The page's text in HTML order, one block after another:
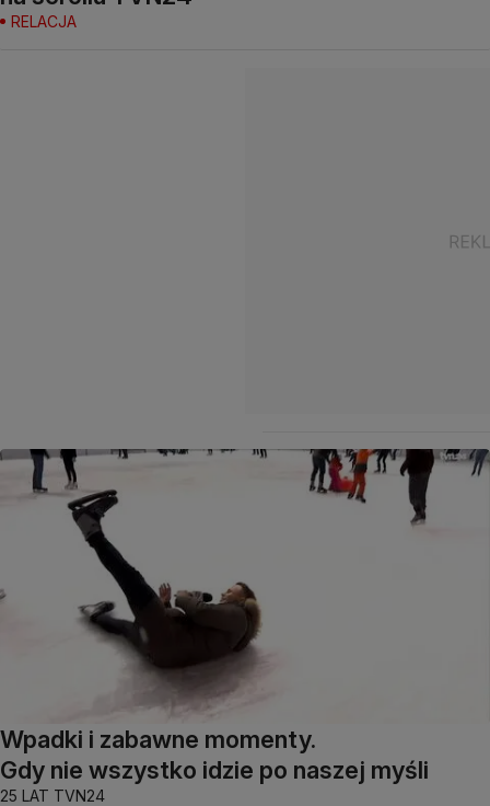
RELACJA
Wpadki i zabawne momenty.
Gdy nie wszystko idzie po naszej myśli
25 LAT TVN24